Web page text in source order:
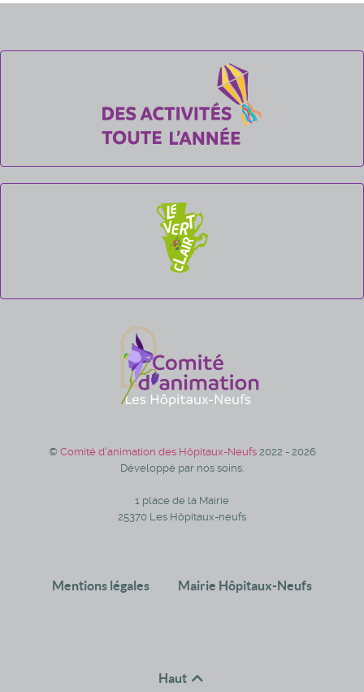
© Comité d'animation des Hôpitaux-Neufs 2022 - 2026
Développé par nos soins.
1 place de la Mairie
25370 Les Hôpitaux-neufs
Mentions légales Mairie Hôpitaux-Neufs
Haut